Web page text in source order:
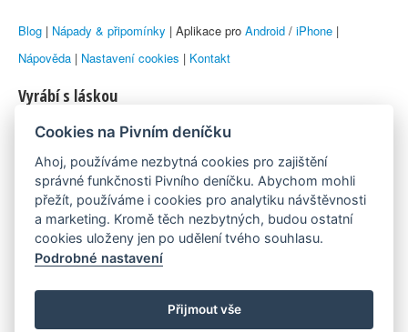
Blog | Nápady & připomínky | Aplikace pro Android / iPhone |
Nápověda | Nastavení cookies | Kontakt
Vyrábí s láskou
© 2010–2026 byLukáš Zemanaka Emka
Máme rádi
Pivní.info
Poznámka pod čarou
Pivní deníček je nezávislý zdroj, který není spjat s žádným
Cookies na Pivním deníčku
Ahoj, používáme nezbytná cookies pro zajištění
správné funkčnosti Pivního deníčku. Abychom mohli
přežít, používáme i cookies pro analytiku návštěvnosti
a marketing. Kromě těch nezbytných, budou ostatní
cookies uloženy jen po udělení tvého souhlasu.
Podrobné nastavení
Přijmout vše